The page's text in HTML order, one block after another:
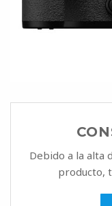
Debido a la alta
producto,